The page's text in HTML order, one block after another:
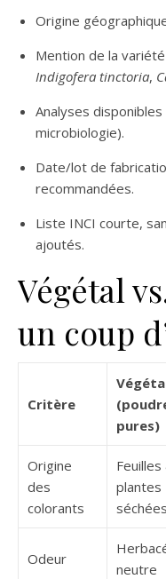
Origine
Mention de la
Indigofera tinctoria,
Analyses
microbiologie).
Date/lot de
recommandées.
Liste INCI courte,
ajoutés.
Végétal
un coup
Critère
pures)
Origine
des
colorants
Feuilles
plantes
séchées
Odeur
neutre